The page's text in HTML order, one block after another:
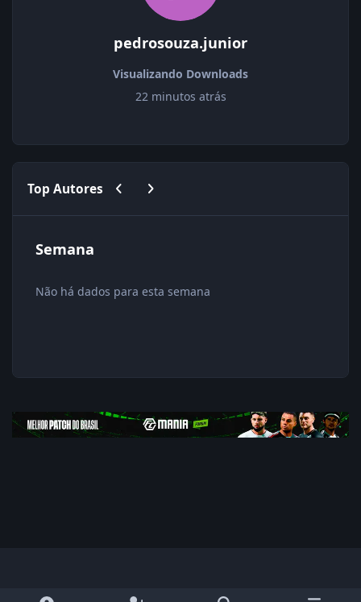
pedrosouza.junior
Visualizando Downloads
22 minutos atrás
Top Autores Previous carousel slide
Next carousel slide
Semana
Não há dados para esta semana
Modo ClaroDark ModeSystem Preference d